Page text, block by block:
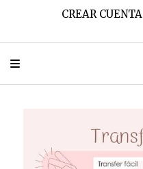
CREAR CUENTA